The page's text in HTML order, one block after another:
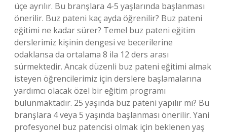
üçe ayrılır. Bu branşlara 4-5 yaşlarında başlanması
önerilir. Buz pateni kaç ayda öğrenilir? Buz pateni
eğitimi ne kadar sürer? Temel buz pateni eğitim
derslerimiz kişinin dengesi ve becerilerine
odaklansa da ortalama 8 ila 12 ders arası
sürmektedir. Ancak düzenli buz pateni eğitimi almak
isteyen öğrencilerimiz için derslere başlamalarına
yardımcı olacak özel bir eğitim programı
bulunmaktadır. 25 yaşında buz pateni yapılır mı? Bu
branşlara 4 veya 5 yaşında başlanması önerilir. Yani
profesyonel buz patencisi olmak için beklenen yaş